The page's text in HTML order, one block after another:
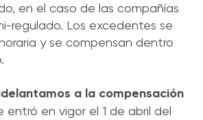
en el caso de las compañías
regulado. Los excedentes se
y se compensan dentro
a la compensación
entró en vigor el 1 de abril del